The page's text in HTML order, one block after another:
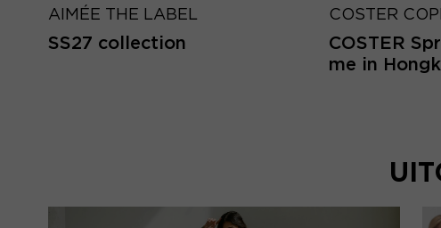
AIMÉE THE LABEL
SS27 collection
COSTER
COSTER
me in